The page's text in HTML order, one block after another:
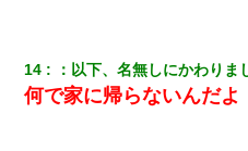
旦那の元嫁「離婚したとはいえ
るなんてどういう神経してるの
→笑いが止まらなくなり・・・
14 ： 以下、名無しにかわりま
何で家に帰らないんだよ